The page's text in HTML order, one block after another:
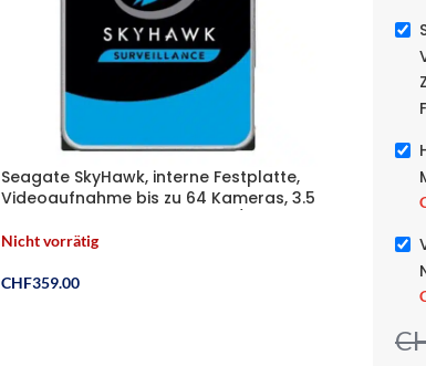
Seagate SkyHawk, interne Festplatte,
Videoaufnahme bis zu 64 Kameras, 3.5
FFP, – 8TB
Nicht vorrätig
CHF359.00
HiLook
1 auf